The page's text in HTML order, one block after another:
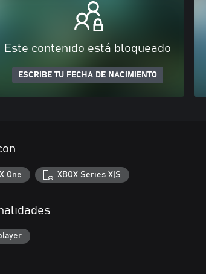
Este contenido está bloqueado
ESCRIBE TU FECHA DE NACIMIENTO
One XBOX Series X|S